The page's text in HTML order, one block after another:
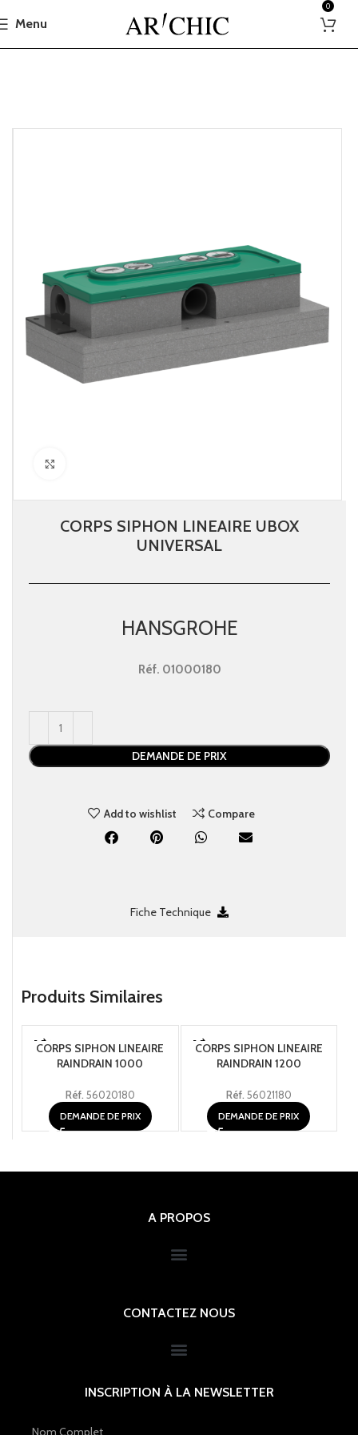
Menu
0
CORPS SIPHON LINEAIRE UBOX
UNIVERSAL
HANSGROHE
Réf. 01000180
DEMANDE DE PRIX
Add to wishlist Compare
Fiche Technique
Produits Similaires
CORPS SIPHON LINEAIRE
RAINDRAIN 1000
Réf. 56020180
DEMANDE DE PRIX
CORPS SIPHON LINEAIRE
RAINDRAIN 1200
Réf. 56021180
DEMANDE DE PRIX
A PROPOS
CONTACTEZ NOUS
INSCRIPTION À LA NEWSLETTER